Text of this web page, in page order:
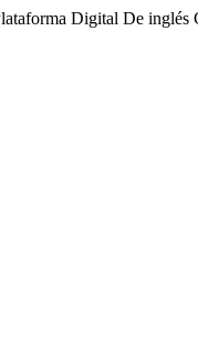
Digital De inglés